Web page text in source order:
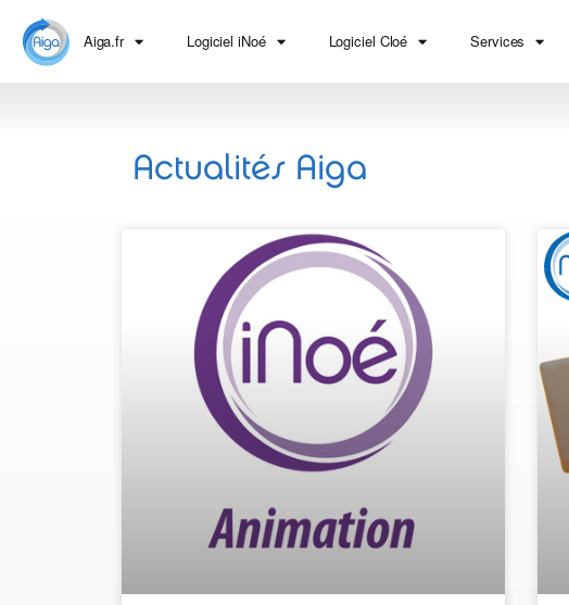
Aiga.fr Logiciel iNoé Logiciel Cloé Services
Actualités Aiga